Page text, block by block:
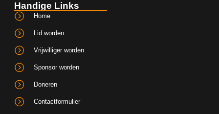
Handige Links
Home
Lid worden
Vrijwilliger worden
Sponsor worden
Doneren
Contactformulier